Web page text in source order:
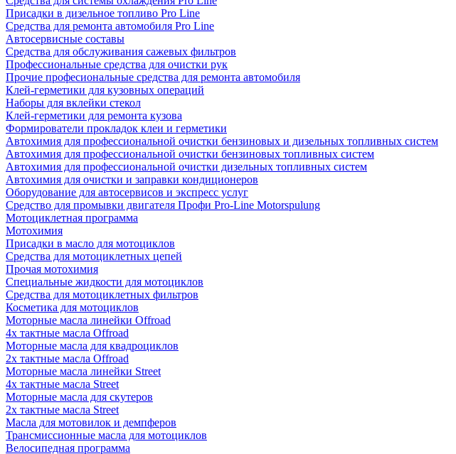
Присадки в дизельное топливо Pro Line
Средства для ремонта автомобиля Pro Line
Автосервисные составы
Средства для обслуживания сажевых фильтров
Профессиональные средства для очистки рук
Прочие професиональные средства для ремонта автомобиля
Клей-герметики для кузовных операций
Наборы для вклейки стекол
Клей-герметики для ремонта кузова
Формирователи прокладок клеи и герметики
Автохимия для профессиональной очистки бензиновых и дизельных топливных систем
Автохимия для профессиональной очистки бензиновых топливных систем
Автохимия для профессиональной очистки дизельных топливных систем
Автохимия для очистки и заправки кондиционеров
Оборудование для автосервисов и экспресс услуг
Средство для промывки двигателя Профи Pro-Line Motorspulung
Мотоциклетная программа
Мотохимия
Присадки в масло для мотоциклов
Средства для мотоциклетных цепей
Прочая мотохимия
Специальные жидкости для мотоциклов
Средства для мотоциклетных фильтров
Косметика для мотоциклов
Моторные масла линейки Offroad
4х тактные масла Offroad
Моторные масла для квадроциклов
2х тактные масла Offroad
Моторные масла линейки Street
4х тактные масла Street
Моторные масла для скутеров
2х тактные масла Street
Масла для мотовилок и демпферов
Трансмиссионные масла для мотоциклов
Велосипедная программа